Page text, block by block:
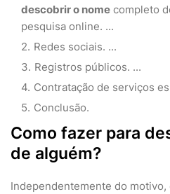
descobrir o nome completo
pesquisa online. ...
Redes sociais. ...
Registros públicos. ...
Contratação de serviços
Conclusão.
Como fazer para
de alguém?
Independentemente do